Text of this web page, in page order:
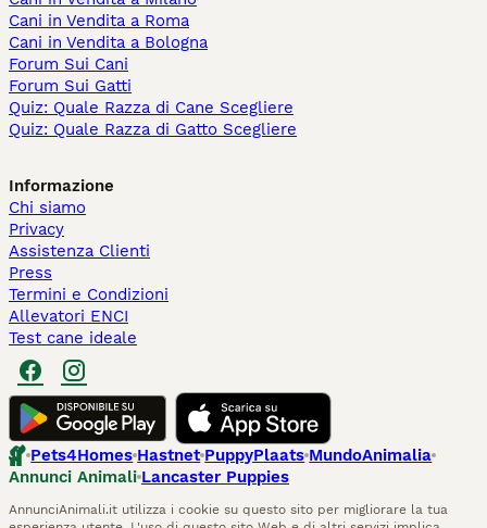
Cani in Vendita a Roma
Cani in Vendita a Bologna
Forum Sui Cani
Forum Sui Gatti
Quiz: Quale Razza di Cane Scegliere
Quiz: Quale Razza di Gatto Scegliere
Informazione
Chi siamo
Privacy
Assistenza Clienti
Press
Termini e Condizioni
Allevatori ENCI
Test cane ideale
Pets4Homes Hastnet PuppyPlaats MundoAnimalia
Annunci Animali Lancaster Puppies
AnnunciAnimali.it utilizza i cookie su questo sito per migliorare la tua